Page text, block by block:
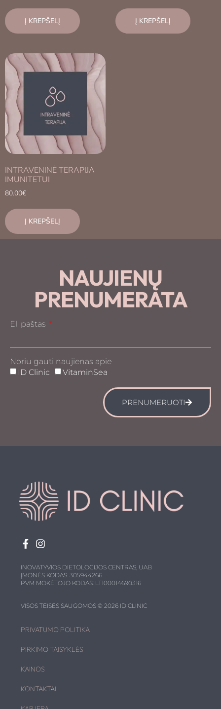
Į KREPŠELĮ Į KREPŠELĮ
INTRAVENINĖ TERAPIJA
IMUNITETUI
80.00€
Į KREPŠELĮ
NAUJIENŲ
PRENUMERATA
El. paštas
Noriu gauti naujienas apie
ID Clinic
VitaminSea
PRENUMERUOTI
INOVATYVIOS DIETOLOGIJOS CENTRAS, UAB
ĮMONĖS KODAS: 305944266
PVM MOKĖTOJO KODAS: LT100014690316
VISOS TEISĖS SAUGOMOS © 2026 ID CLINIC
PRIVATUMO POLITIKA
PIRKIMO TAISYKLĖS
KAINOS
KONTAKTAI